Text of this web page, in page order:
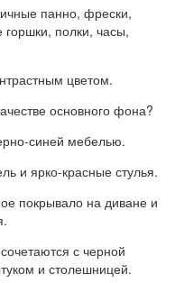
панно, фрески,
горшки, полки, часы,
цветом.
основного фона?
синей мебелью.
и ярко-красные стулья.
покрывало на диване и
с черной
и столешницей.